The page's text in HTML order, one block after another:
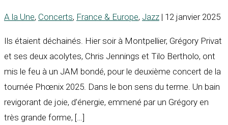
A la Une, Concerts, France & Europe, Jazz | 12 janvier 2025
Ils étaient déchainés. Hier soir à Montpellier, Grégory Privat
et ses deux acolytes, Chris Jennings et Tilo Bertholo, ont
mis le feu à un JAM bondé, pour le deuxième concert de la
tournée Phœnix 2025. Dans le bon sens du terme. Un bain
revigorant de joie, d’énergie, emmené par un Grégory en
très grande forme, […]